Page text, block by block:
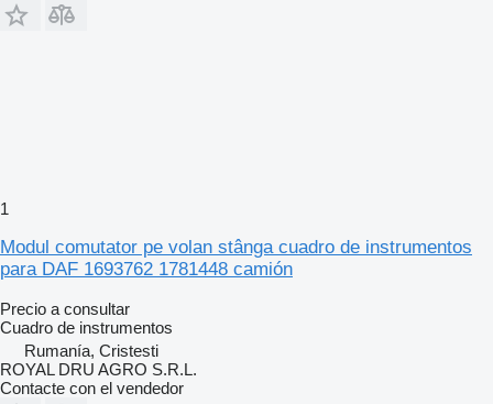
1
Modul comutator pe volan stânga cuadro de instrumentos
para DAF 1693762 1781448 camión
Precio a consultar
Cuadro de instrumentos
Rumanía, Cristesti
ROYAL DRU AGRO S.R.L.
Contacte con el vendedor